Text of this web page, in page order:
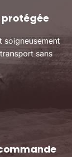
protégée
soigneusement
sans